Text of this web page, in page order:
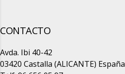
CONTACTO
Avda. Ibi 40-42
03420 Castalla (ALICANTE) España